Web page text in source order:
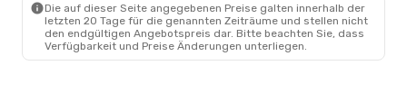
PIX- PDL
Sata Air Acores
1 Zwischenstopp
PDL- PIX
Die auf dieser Seite angegebenen Preise galten innerhalb der
letzten 20 Tage für die genannten Zeiträume und stellen nicht
den endgültigen Angebotspreis dar. Bitte beachten Sie, dass
Verfügbarkeit und Preise Änderungen unterliegen.